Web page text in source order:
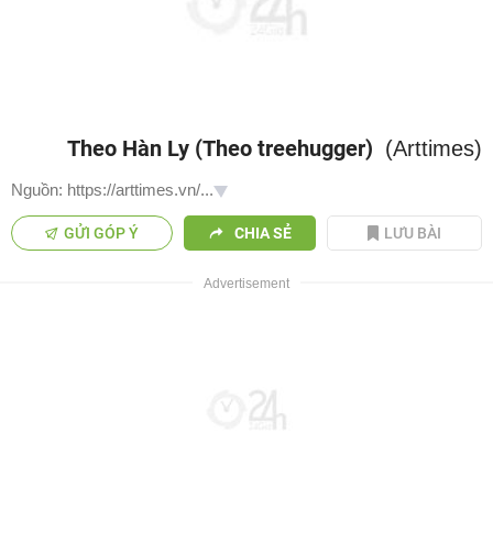
Theo Hàn Ly (Theo treehugger) (Arttimes)
Nguồn: https://arttimes.vn/...
GỬI GÓP Ý CHIA SẺ LƯU BÀI